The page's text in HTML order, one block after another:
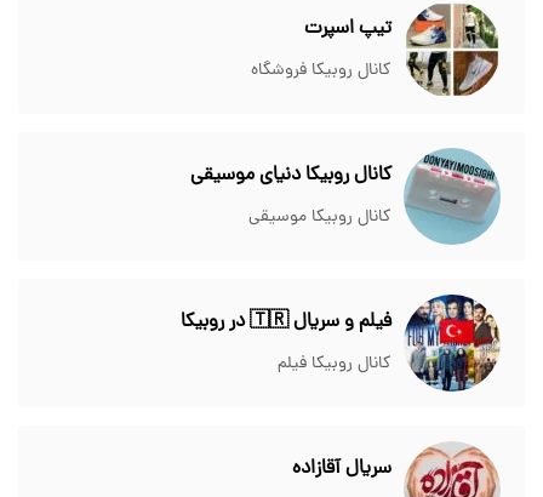
تیپ اسپرت
کانال روبیکا فروشگاه
کانال روبیکا دنیای موسیقی
کانال روبیکا موسیقی
فیلم و سریال 🇹🇷 در روبیکا
کانال روبیکا فیلم
سریال آقازاده